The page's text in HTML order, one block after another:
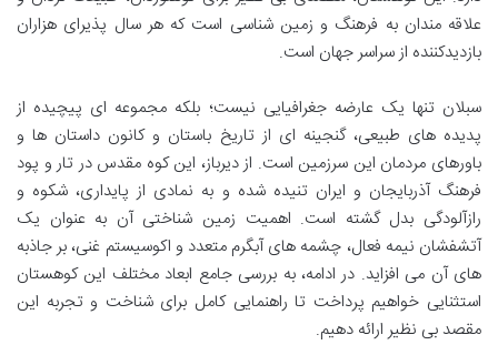
علاقه مندان به فرهنگ و زمین شناسی است که هر سال پذیرای هزاران
بازدیدکننده از سراسر جهان است.
سبلان تنها یک عارضه جغرافیایی نیست؛ بلکه مجموعه ای پیچیده از
پدیده های طبیعی، گنجینه ای از تاریخ باستان و کانون داستان ها و
باورهای مردمان این سرزمین است. از دیرباز، این کوه مقدس در تار و پود
فرهنگ آذربایجان و ایران تنیده شده و به نمادی از پایداری، شکوه و
رازآلودگی بدل گشته است. اهمیت زمین شناختی آن به عنوان یک
آتشفشان نیمه فعال، چشمه های آبگرم متعدد و اکوسیستم غنی، بر جاذبه
های آن می افزاید. در ادامه، به بررسی جامع ابعاد مختلف این کوهستان
استثنایی خواهیم پرداخت تا راهنمایی کامل برای شناخت و تجربه این
مقصد بی نظیر ارائه دهیم.